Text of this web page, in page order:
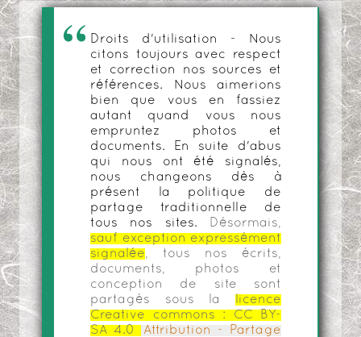
Droits d'utilisation - Nous
citons toujours avec respect
et correction nos sources et
références. Nous aimerions
bien que vous en fassiez
autant quand vous nous
empruntez photos et
documents. En suite d'abus
qui nous ont été signalés,
nous changeons dès à
présent la politique de
partage traditionnelle de
tous nos sites.
Désormais,
sauf exception expressément
signalée, tous nos écrits,
documents, photos et
conception de site sont
partagés sous la
licence
Creative commons :
CC BY-
SA 4.0
Attribution - Partage